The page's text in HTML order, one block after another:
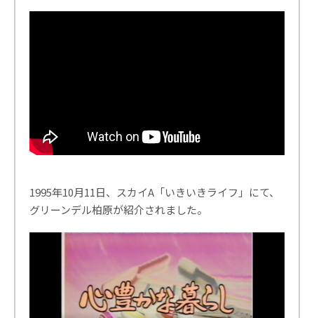
1995年10月11日、スカイA「いきいきライフ」にて、
グリーンデル柏原が紹介されました。